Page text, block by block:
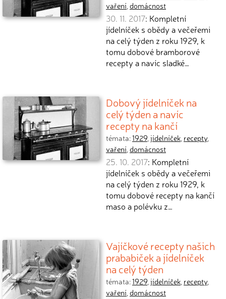
vaření,domácnost
30. 11. 2017: Kompletní
jídelníček s obědy a večeřemi
na celý týden z roku 1929, k
tomu dobové bramborové
recepty a navíc sladké…
Dobový jídelníček na
celý týden a navíc
recepty na kančí
témata:1929,jídelníček, recepty,
vaření,domácnost
25. 10. 2017: Kompletní
jídelníček s obědy a večeřemi
na celý týden z roku 1929, k
tomu dobové recepty na kančí
maso a polévku z…
Vajíčkové recepty našich
prababiček a jídelníček
na celý týden
témata:1929,jídelníček, recepty,
vaření,domácnost